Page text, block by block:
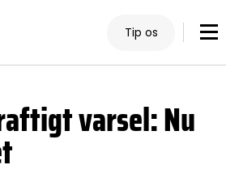
Tip os
varsel: Nu